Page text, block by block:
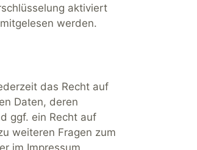
aktiviert
werden.
das Recht auf
Daten, deren
ggf. ein Recht auf
weiteren Fragen zum